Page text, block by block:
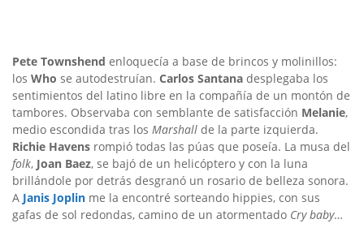
Pete Townshend enloquecía a base de brincos y molinillos:
los Who se autodestruían. Carlos Santana desplegaba los
sentimientos del latino libre en la compañía de un montón de
tambores. Observaba con semblante de satisfacción Melanie,
medio escondida tras los Marshall de la parte izquierda.
Richie Havens rompió todas las púas que poseía. La musa del
folk, Joan Baez, se bajó de un helicóptero y con la luna
brillándole por detrás desgranó un rosario de belleza sonora.
A Janis Joplin me la encontré sorteando hippies, con sus
gafas de sol redondas, camino de un atormentado Cry baby…